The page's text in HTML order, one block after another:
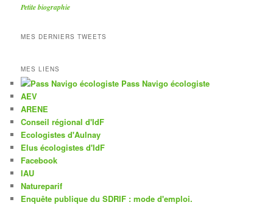
Petite biographie
MES DERNIERS TWEETS
MES LIENS
Pass Navigo écologiste
AEV
ARENE
Conseil régional d'IdF
Ecologistes d'Aulnay
Elus écologistes d'IdF
Facebook
IAU
Natureparif
Enquête publique du SDRIF : mode d'emploi.